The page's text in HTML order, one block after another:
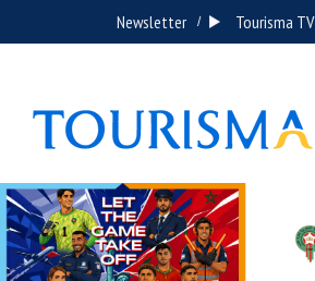
Newsletter / Tourisma TV